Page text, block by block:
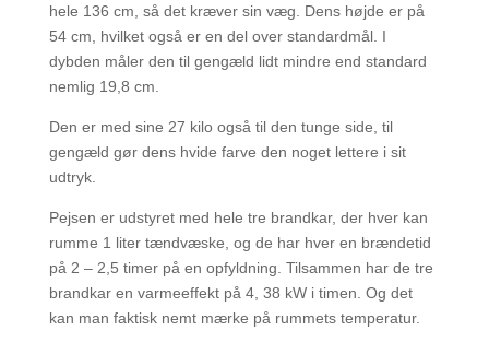
hele 136 cm, så det kræver sin væg. Dens højde er på
54 cm, hvilket også er en del over standardmål. I
dybden måler den til gengæld lidt mindre end standard
nemlig 19,8 cm.
Den er med sine 27 kilo også til den tunge side, til
gengæld gør dens hvide farve den noget lettere i sit
udtryk.
Pejsen er udstyret med hele tre brandkar, der hver kan
rumme 1 liter tændvæske, og de har hver en brændetid
på 2 – 2,5 timer på en opfyldning. Tilsammen har de tre
brandkar en varmeeffekt på 4, 38 kW i timen. Og det
kan man faktisk nemt mærke på rummets temperatur.